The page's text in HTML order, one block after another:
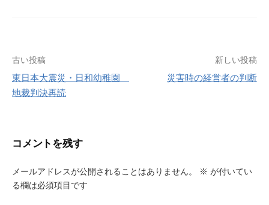
投
稿
ゲ
ー
シ
古い投稿
東日本大震災・日和幼稚園
地裁判決再読
新しい投稿
災害時の経営者の判断
コメントを残す
メールアドレスが公開されることはありません。 ※ が付いてい
る欄は必須項目です